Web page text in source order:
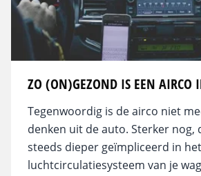
ZO (ON)GEZOND IS EEN AIRCO
Tegenwoordig is de airco niet
denken uit de auto. Sterker nog,
steeds dieper geïmpliceerd in
luchtcirculatiesysteem van je